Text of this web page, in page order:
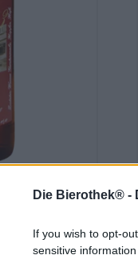
Die Bierothek® -
If you wish to opt-
sensitive